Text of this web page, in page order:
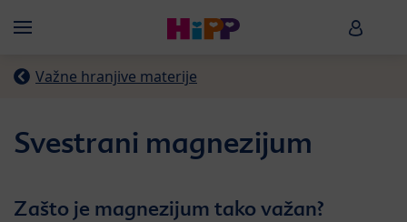
Menü HiPP
Važne hranjive materije
Svestrani magnezijum
Zašto je magnezijum tako važan?